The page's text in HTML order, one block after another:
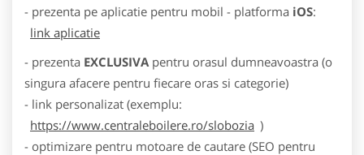
- prezenta pe aplicatie pentru mobil - platforma iOS:
link aplicatie
- prezenta EXCLUSIVA pentru orasul dumneavoastra (o
singura afacere pentru fiecare oras si categorie)
- link personalizat (exemplu:
https://www.centraleboilere.ro/slobozia )
- optimizare pentru motoare de cautare (SEO pentru